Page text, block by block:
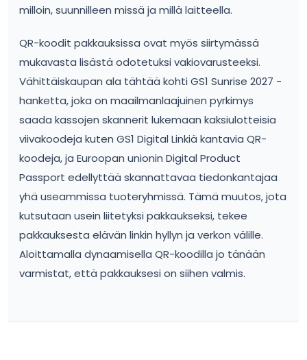
milloin, suunnilleen missä ja millä laitteella.
QR-koodit pakkauksissa ovat myös siirtymässä
mukavasta lisästä odotetuksi vakiovarusteeksi.
Vähittäiskaupan ala tähtää kohti GS1 Sunrise 2027 -
hanketta, joka on maailmanlaajuinen pyrkimys
saada kassojen skannerit lukemaan kaksiulotteisia
viivakoodeja kuten GS1 Digital Linkiä kantavia QR-
koodeja, ja Euroopan unionin Digital Product
Passport edellyttää skannattavaa tiedonkantajaa
yhä useammissa tuoteryhmissä. Tämä muutos, jota
kutsutaan usein liitetyksi pakkaukseksi, tekee
pakkauksesta elävän linkin hyllyn ja verkon välille.
Aloittamalla dynaamisella QR-koodilla jo tänään
varmistat, että pakkauksesi on siihen valmis.